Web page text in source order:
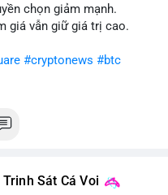
chọn giảm mạnh.
giá vẫn giữ giá trị cao.
#cryptonews #btc
Sát Cá Voi